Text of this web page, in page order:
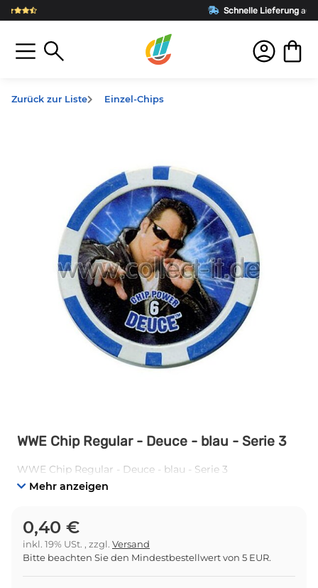
aus Deutschland
Zurück zur Liste Einzel-Chips
WWE Chip Regular - Deuce - blau - Serie 3
WWE Chip Regular - Deuce - blau - Serie 3
Mehr anzeigen
0,40 €
inkl. 19% USt. , zzgl. Versand
Bitte beachten Sie den Mindestbestellwert von 5 EUR.